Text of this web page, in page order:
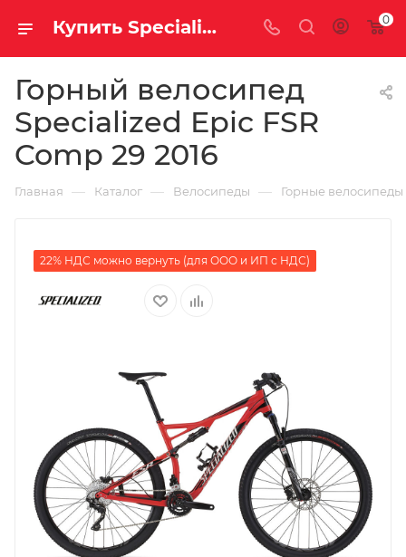
Купить Specialized Epic FSR Comp 29 2016 за рублей, а со скидкой 0
Горный велосипед
Specialized Epic FSR
Comp 29 2016
Главная — Каталог — Велосипеды — Горные велосипеды
22% НДС можно вернуть (для ООО и ИП с НДС)